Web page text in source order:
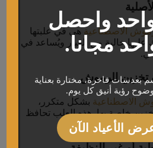
الاصطناعية هي في علبتها
عليها خالية من الغبار ويُساعد في
الاصطناعية بشكل متكرر،
خاصة بها. هذه العلب تحافظ
من التلف والتلوث.
واحصل
مجانا.
بعدسات فاخرة، مختارة بعناية
رؤية أنيق كل يوم.
الأعياد الآن